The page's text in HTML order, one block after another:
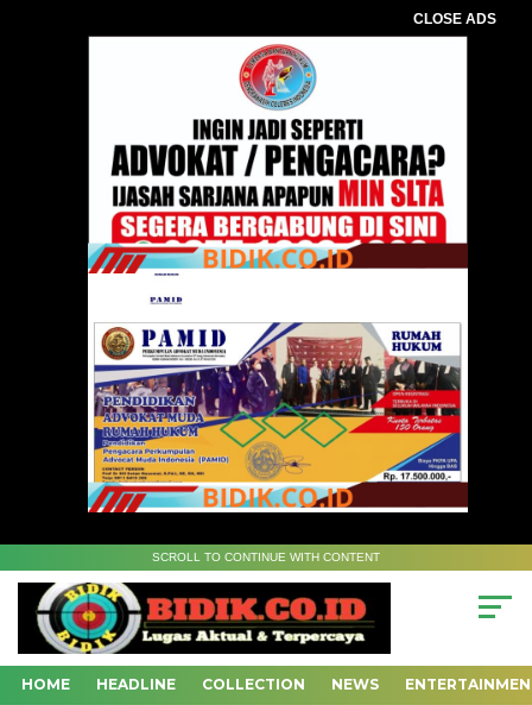
CLOSE ADS
SCROLL TO CONTINUE WITH CONTENT
HOME HEADLINE COLLECTION NEWS